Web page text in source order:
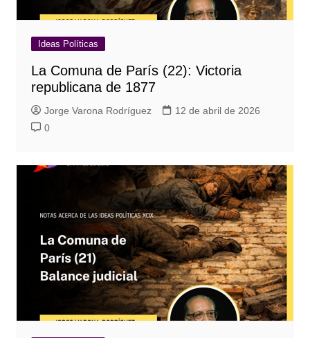
Ideas Políticas
La Comuna de París (22): Victoria
republicana de 1877
Jorge Varona Rodríguez
12 de abril de 2026
0